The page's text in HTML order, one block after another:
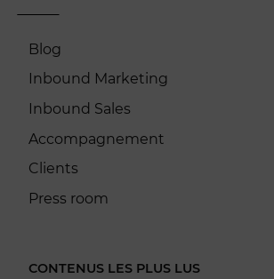
Blog
Inbound Marketing
Inbound Sales
Accompagnement
Clients
Press room
CONTENUS LES PLUS LUS